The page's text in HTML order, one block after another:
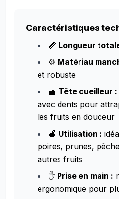
Caractéristiques
📏 Longueur
⚙️ Matériau
et robuste
🧺 Tête cueilleur :
avec dents pour
les fruits en douceur
🍎 Utilisation :
poires, prunes,
autres fruits
✋ Prise en main :
ergonomique pour